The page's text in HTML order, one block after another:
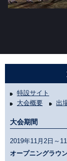
特設サイト
大会概要
出
大会期間
2019年11月2日～
オープニングラウ